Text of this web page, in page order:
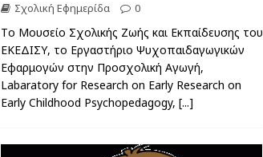
Σχολική Εφημερίδα 0
Tο Μουσείο Σχολικής Ζωής και Εκπαίδευσης του
ΕΚΕΔΙΣΥ, το Εργαστήριο Ψυχοπαιδαγωγικών
Εφαρμογών στην Προσχολική Αγωγή,
Labaratory for Research on Early Research on
Early Childhood Psychopedagogy, [...]